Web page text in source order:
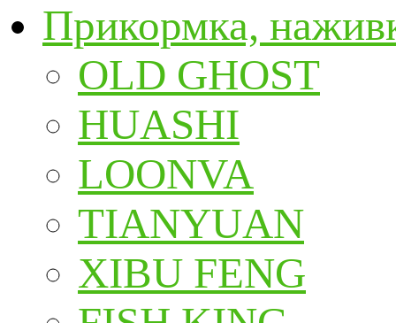
Прикормка,
OLD GHOST
HUASHI
LOONVA
TIANYUAN
XIBU FENG